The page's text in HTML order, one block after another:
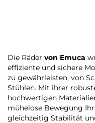
Die Räder von Emuca
effiziente und sichere
zu gewährleisten, von
Stühlen. Mit ihrer
hochwertigen
mühelose Bewegung
gleichzeitig Stabilität